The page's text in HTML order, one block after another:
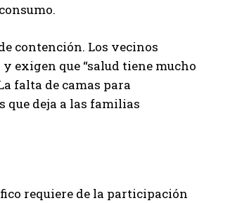
contención. Los vecinos
exigen que “salud tiene mucho
falta de camas para
que deja a las familias
requiere de la participación